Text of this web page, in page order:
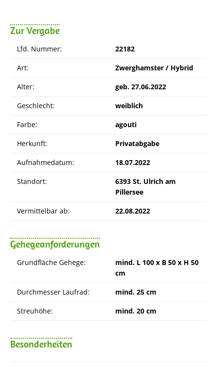
Zur Vergabe
Lfd. Nummer: 22182
Art: Zwerghamster / Hybrid
Alter: geb. 27.06.2022
Geschlecht: weiblich
Farbe: agouti
Herkunft: Privatabgabe
Aufnahmedatum: 18.07.2022
Standort:
6393 St. Ulrich am
Pillersee
Vermittelbar ab: 22.08.2022
Gehegeanforderungen
Grundfläche Gehege:
mind. L 100 x B 50 x H 50
cm
Durchmesser Laufrad: mind. 25 cm
Streuhöhe: mind. 20 cm
Besonderheiten